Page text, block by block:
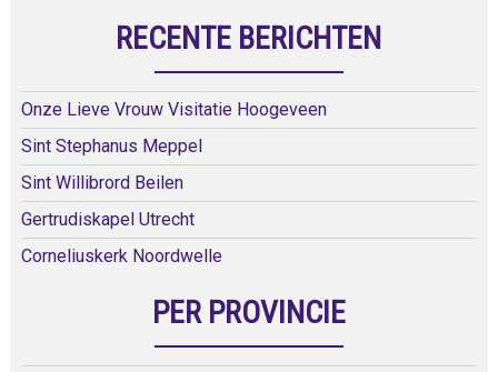
RECENTE BERICHTEN
Onze Lieve Vrouw Visitatie Hoogeveen
Sint Stephanus Meppel
Sint Willibrord Beilen
Gertrudiskapel Utrecht
Corneliuskerk Noordwelle
PER PROVINCIE